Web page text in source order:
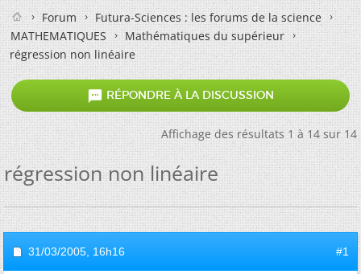
Forum
Futura-Sciences : les forums de la science
MATHEMATIQUES
Mathématiques du supérieur
régression non linéaire
 RÉPONDRE À LA DISCUSSION
Affichage des résultats 1 à 14 sur 14
régression non linéaire
31/03/2005, 16h16 #1